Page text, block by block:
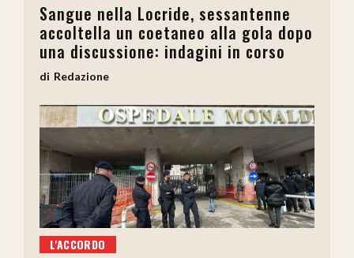
Sangue nella Locride, sessantenne
accoltella un coetaneo alla gola dopo
una discussione: indagini in corso
Redazione
L'ACCORDO